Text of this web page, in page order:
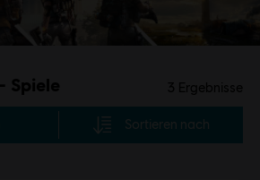
Spiele 3 Ergebnisse
Sortieren nach